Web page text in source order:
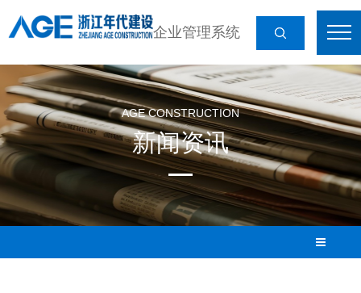
企业管理系统
AGE CONSTRUCTION
新闻资讯